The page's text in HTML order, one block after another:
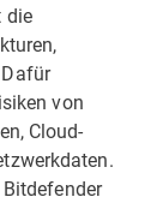
die
von
Cloud-